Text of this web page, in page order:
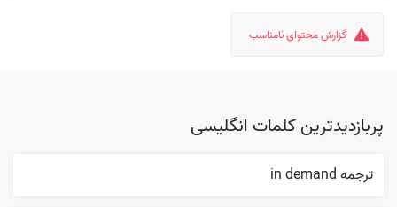
گزارش محتوای نامناسب
پربازدیدترین کلمات انگلیسی
ترجمه in demand